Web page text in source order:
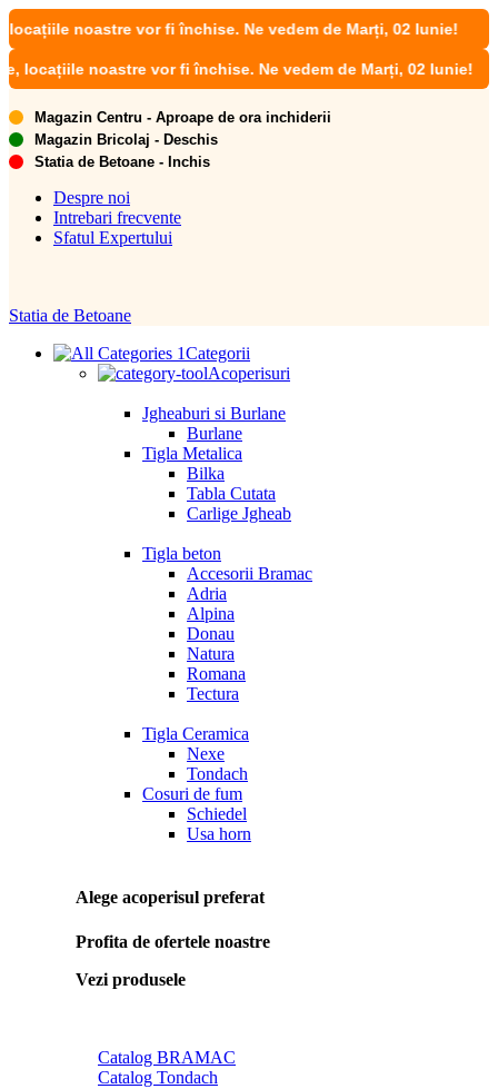
noastre vor fi închise. Ne vedem de Marți, 02 Iunie!
noastre vor fi închise. Ne vedem de Marți, 02 Iunie!
Magazin Centru - Aproape de ora inchiderii
Magazin Bricolaj - Deschis
Statia de Betoane - Inchis
Despre noi
Intrebari frecvente
Sfatul Expertului
Statia de Betoane
Categorii
Acoperisuri
Jgheaburi si Burlane
Burlane
Tigla Metalica
Bilka
Tabla Cutata
Carlige Jgheab
Tigla beton
Accesorii Bramac
Adria
Alpina
Donau
Natura
Romana
Tectura
Tigla Ceramica
Nexe
Tondach
Cosuri de fum
Schiedel
Usa horn
Alege acoperisul preferat
Profita de ofertele noastre
Vezi produsele
Catalog BRAMAC
Catalog Tondach